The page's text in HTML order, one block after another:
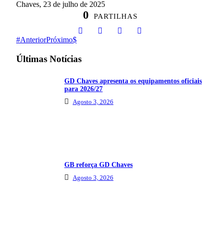
Chaves, 23 de julho de 2025
0 PARTILHAS
AnteriorPróximo
Últimas Notícias
GD Chaves apresenta os equipamentos oficiais
para 2026/27
Agosto 3, 2026
GB reforça GD Chaves
Agosto 3, 2026